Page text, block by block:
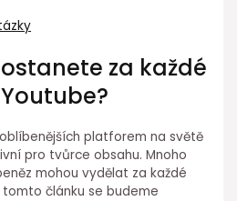
za každé
platforem na světě
pro tvůrce obsahu. Mnoho
mohou vydělat za každé
článku se budeme